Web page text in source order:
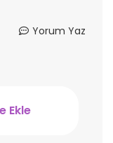
Yorum Yaz
Ekle